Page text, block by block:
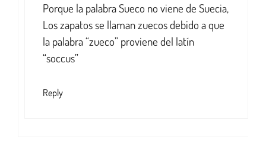
Porque la palabra Sueco no viene de Suecia,
Los zapatos se llaman zuecos debido a que
la palabra “zueco” proviene del latín
“soccus”
Reply